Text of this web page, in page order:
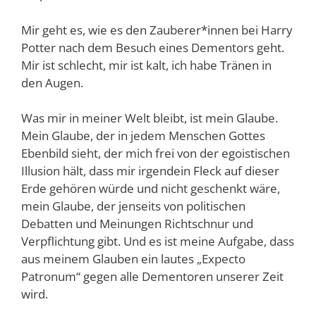
Mir geht es, wie es den Zauberer*innen bei Harry
Potter nach dem Besuch eines Dementors geht.
Mir ist schlecht, mir ist kalt, ich habe Tränen in
den Augen.
Was mir in meiner Welt bleibt, ist mein Glaube.
Mein Glaube, der in jedem Menschen Gottes
Ebenbild sieht, der mich frei von der egoistischen
Illusion hält, dass mir irgendein Fleck auf dieser
Erde gehören würde und nicht geschenkt wäre,
mein Glaube, der jenseits von politischen
Debatten und Meinungen Richtschnur und
Verpflichtung gibt. Und es ist meine Aufgabe, dass
aus meinem Glauben ein lautes „Expecto
Patronum“ gegen alle Dementoren unserer Zeit
wird.